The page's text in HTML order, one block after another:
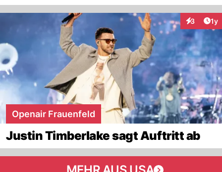
3 1y
Openair Frauenfeld
Justin Timberlake sagt Auftritt ab